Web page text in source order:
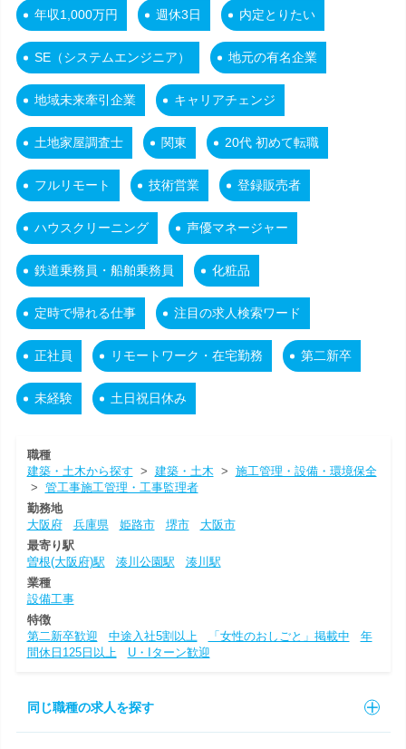
年収1,000万円 週休3日 内定とりたい
SE（システムエンジニア） 地元の有名企業
地域未来牽引企業 キャリアチェンジ
土地家屋調査士 関東 20代 初めて転職
フルリモート 技術営業 登録販売者
ハウスクリーニング 声優マネージャー
鉄道乗務員・船舶乗務員 化粧品
定時で帰れる仕事 注目の求人検索ワード
正社員 リモートワーク・在宅勤務 第二新卒
未経験 土日祝日休み
職種
建築・土木から探す > 建築・土木 > 施工管理・設備・環境保全
> 管工事施工管理・工事監理者
勤務地
大阪府
兵庫県 姫路市 堺市
大阪市
最寄り駅
曽根(大阪府)駅
湊川公園駅
湊川駅
業種
設備工事
特徴
第二新卒歓迎
中途入社5割以上 「女性のおしごと」掲載中
年
間休日125日以上
U・Iターン歓迎
同じ職種の求人を探す